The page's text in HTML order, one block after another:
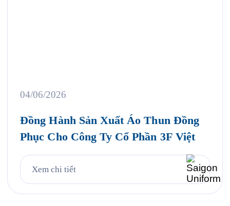
04/06/2026
Đồng Hành Sản Xuất Áo Thun Đồng
Phục Cho Công Ty Cổ Phần 3F Việt
Xem chi tiết